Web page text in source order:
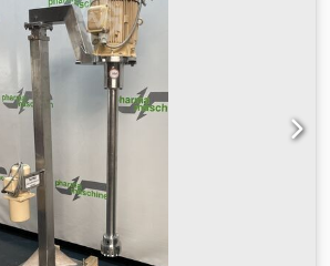
1290 mm Maksymalna szerokość
Dcodpfx Aiozbyp Hsvek Wymiary:
(dolna pozycja): 0 mm Wymiary:
zespołu mieszającego
1255 mm Wymiary całkowite: 1110 x
dokumentacja techniczna Film z
do wglądu w naszym